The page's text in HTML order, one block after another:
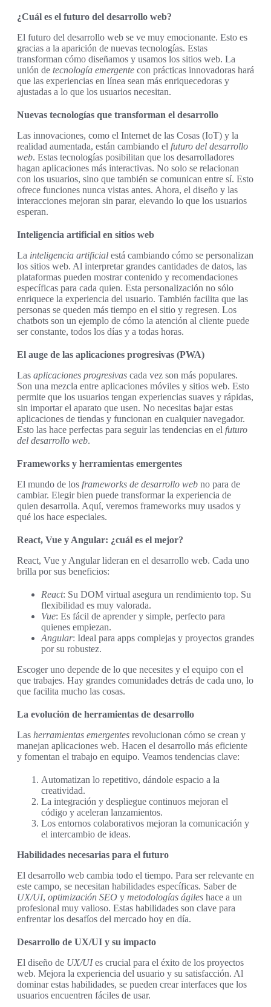
¿Cuál es el futuro del desarrollo web?
El futuro del desarrollo web se ve muy emocionante. Esto es
gracias a la aparición de nuevas tecnologías. Estas
transforman cómo diseñamos y usamos los sitios web. La
unión de tecnología emergente con prácticas innovadoras hará
que las experiencias en línea sean más enriquecedoras y
ajustadas a lo que los usuarios necesitan.
Nuevas tecnologías que transforman el desarrollo
Las innovaciones, como el Internet de las Cosas (IoT) y la
realidad aumentada, están cambiando el futuro del desarrollo
web. Estas tecnologías posibilitan que los desarrolladores
hagan aplicaciones más interactivas. No solo se relacionan
con los usuarios, sino que también se comunican entre sí. Esto
ofrece funciones nunca vistas antes. Ahora, el diseño y las
interacciones mejoran sin parar, elevando lo que los usuarios
esperan.
Inteligencia artificial en sitios web
La inteligencia artificial está cambiando cómo se personalizan
los sitios web. Al interpretar grandes cantidades de datos, las
plataformas pueden mostrar contenido y recomendaciones
específicas para cada quien. Esta personalización no sólo
enriquece la experiencia del usuario. También facilita que las
personas se queden más tiempo en el sitio y regresen. Los
chatbots son un ejemplo de cómo la atención al cliente puede
ser constante, todos los días y a todas horas.
El auge de las aplicaciones progresivas (PWA)
Las aplicaciones progresivas cada vez son más populares.
Son una mezcla entre aplicaciones móviles y sitios web. Esto
permite que los usuarios tengan experiencias suaves y rápidas,
sin importar el aparato que usen. No necesitas bajar estas
aplicaciones de tiendas y funcionan en cualquier navegador.
Esto las hace perfectas para seguir las tendencias en el futuro
del desarrollo web.
Frameworks y herramientas emergentes
El mundo de los frameworks de desarrollo web no para de
cambiar. Elegir bien puede transformar la experiencia de
quien desarrolla. Aquí, veremos frameworks muy usados y
qué los hace especiales.
React, Vue y Angular: ¿cuál es el mejor?
React, Vue y Angular lideran en el desarrollo web. Cada uno
brilla por sus beneficios:
React: Su DOM virtual asegura un rendimiento top. Su
flexibilidad es muy valorada.
Vue: Es fácil de aprender y simple, perfecto para
quienes empiezan.
Angular: Ideal para apps complejas y proyectos grandes
por su robustez.
Escoger uno depende de lo que necesites y el equipo con el
que trabajes. Hay grandes comunidades detrás de cada uno, lo
que facilita mucho las cosas.
La evolución de herramientas de desarrollo
Las herramientas emergentes revolucionan cómo se crean y
manejan aplicaciones web. Hacen el desarrollo más eficiente
y fomentan el trabajo en equipo. Veamos tendencias clave:
Automatizan lo repetitivo, dándole espacio a la
creatividad.
La integración y despliegue continuos mejoran el
código y aceleran lanzamientos.
Los entornos colaborativos mejoran la comunicación y
el intercambio de ideas.
Habilidades necesarias para el futuro
El desarrollo web cambia todo el tiempo. Para ser relevante en
este campo, se necesitan habilidades específicas. Saber de
UX/UI, optimización SEO y metodologías ágiles hace a un
profesional muy valioso. Estas habilidades son clave para
enfrentar los desafíos del mercado hoy en día.
Desarrollo de UX/UI y su impacto
El diseño de UX/UIes crucial para el éxito de los proyectos
web. Mejora la experiencia del usuario y su satisfacción. Al
dominar estas habilidades, se pueden crear interfaces que los
usuarios encuentren fáciles de usar.